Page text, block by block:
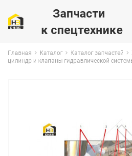
Запчасти
к спецтехнике
Главная Каталог Каталог запчастей
цилиндр и клапаны гидравлической